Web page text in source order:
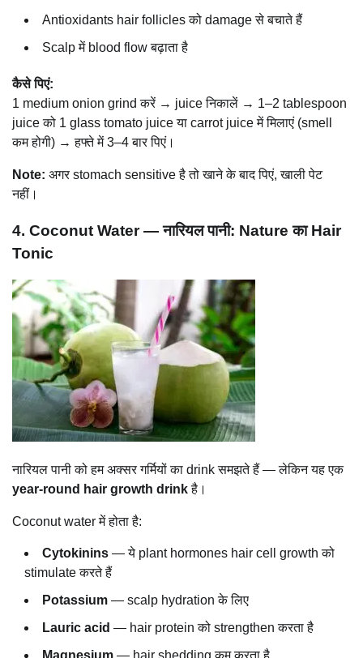
Antioxidants hair follicles को damage से बचाते हैं
Scalp में blood flow बढ़ाता है
कैसे पिएं:
1 medium onion grind करें → juice निकालें → 1–2 tablespoon
juice को 1 glass tomato juice या carrot juice में मिलाएं (smell
कम होगी) → हफ्ते में 3–4 बार पिएं।
Note: अगर stomach sensitive है तो खाने के बाद पिएं, खाली पेट
नहीं।
4. Coconut Water — नारियल पानी: Nature का Hair
Tonic
नारियल पानी को हम अक्सर गर्मियों का drink समझते हैं — लेकिन यह एक
year-round hair growth drinkहै।
Coconut water में होता है:
Cytokinins — ये plant hormones hair cell growth को
stimulate करते हैं
Potassium — scalp hydration के लिए
Lauric acid — hair protein को strengthen करता है